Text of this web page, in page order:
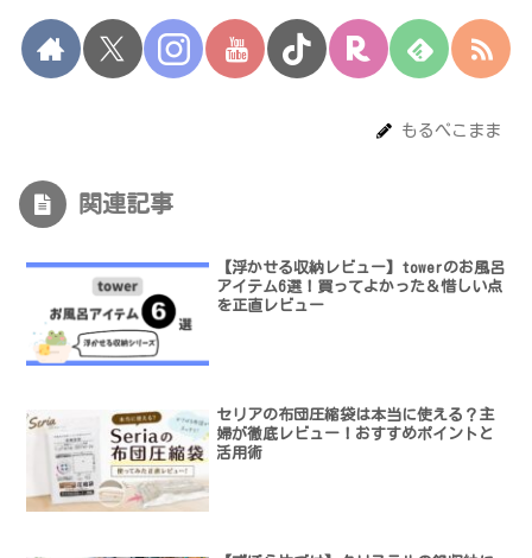
もるぺこまま
関連記事
【浮かせる収納レビュー】towerのお風呂
アイテム6選！買ってよかった＆惜しい点
を正直レビュー
セリアの布団圧縮袋は本当に使える？主
婦が徹底レビュー！おすすめポイントと
活用術